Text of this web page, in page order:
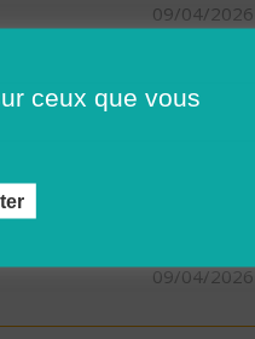
09/04/2026
09/04/2026
ceux que vous